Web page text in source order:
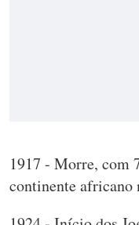
1917 - Morre, com
continente